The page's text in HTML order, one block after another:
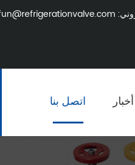
أخبار اتصل بنا